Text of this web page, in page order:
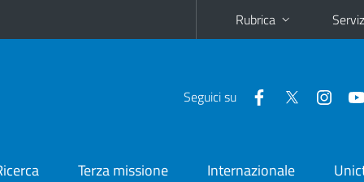
Rubrica
Seguici su
Terza missione Internazionale